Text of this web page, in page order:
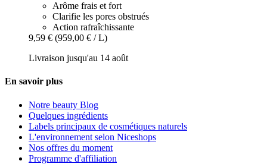
Arôme frais et fort
Clarifie les pores obstrués
Action rafraîchissante
9,59 € (959,00 € / L)
Livraison jusqu'au 14 août
En savoir plus
Notre beauty Blog
Quelques ingrédients
Labels principaux de cosmétiques naturels
L'environnement selon Niceshops
Nos offres du moment
Programme d'affiliation